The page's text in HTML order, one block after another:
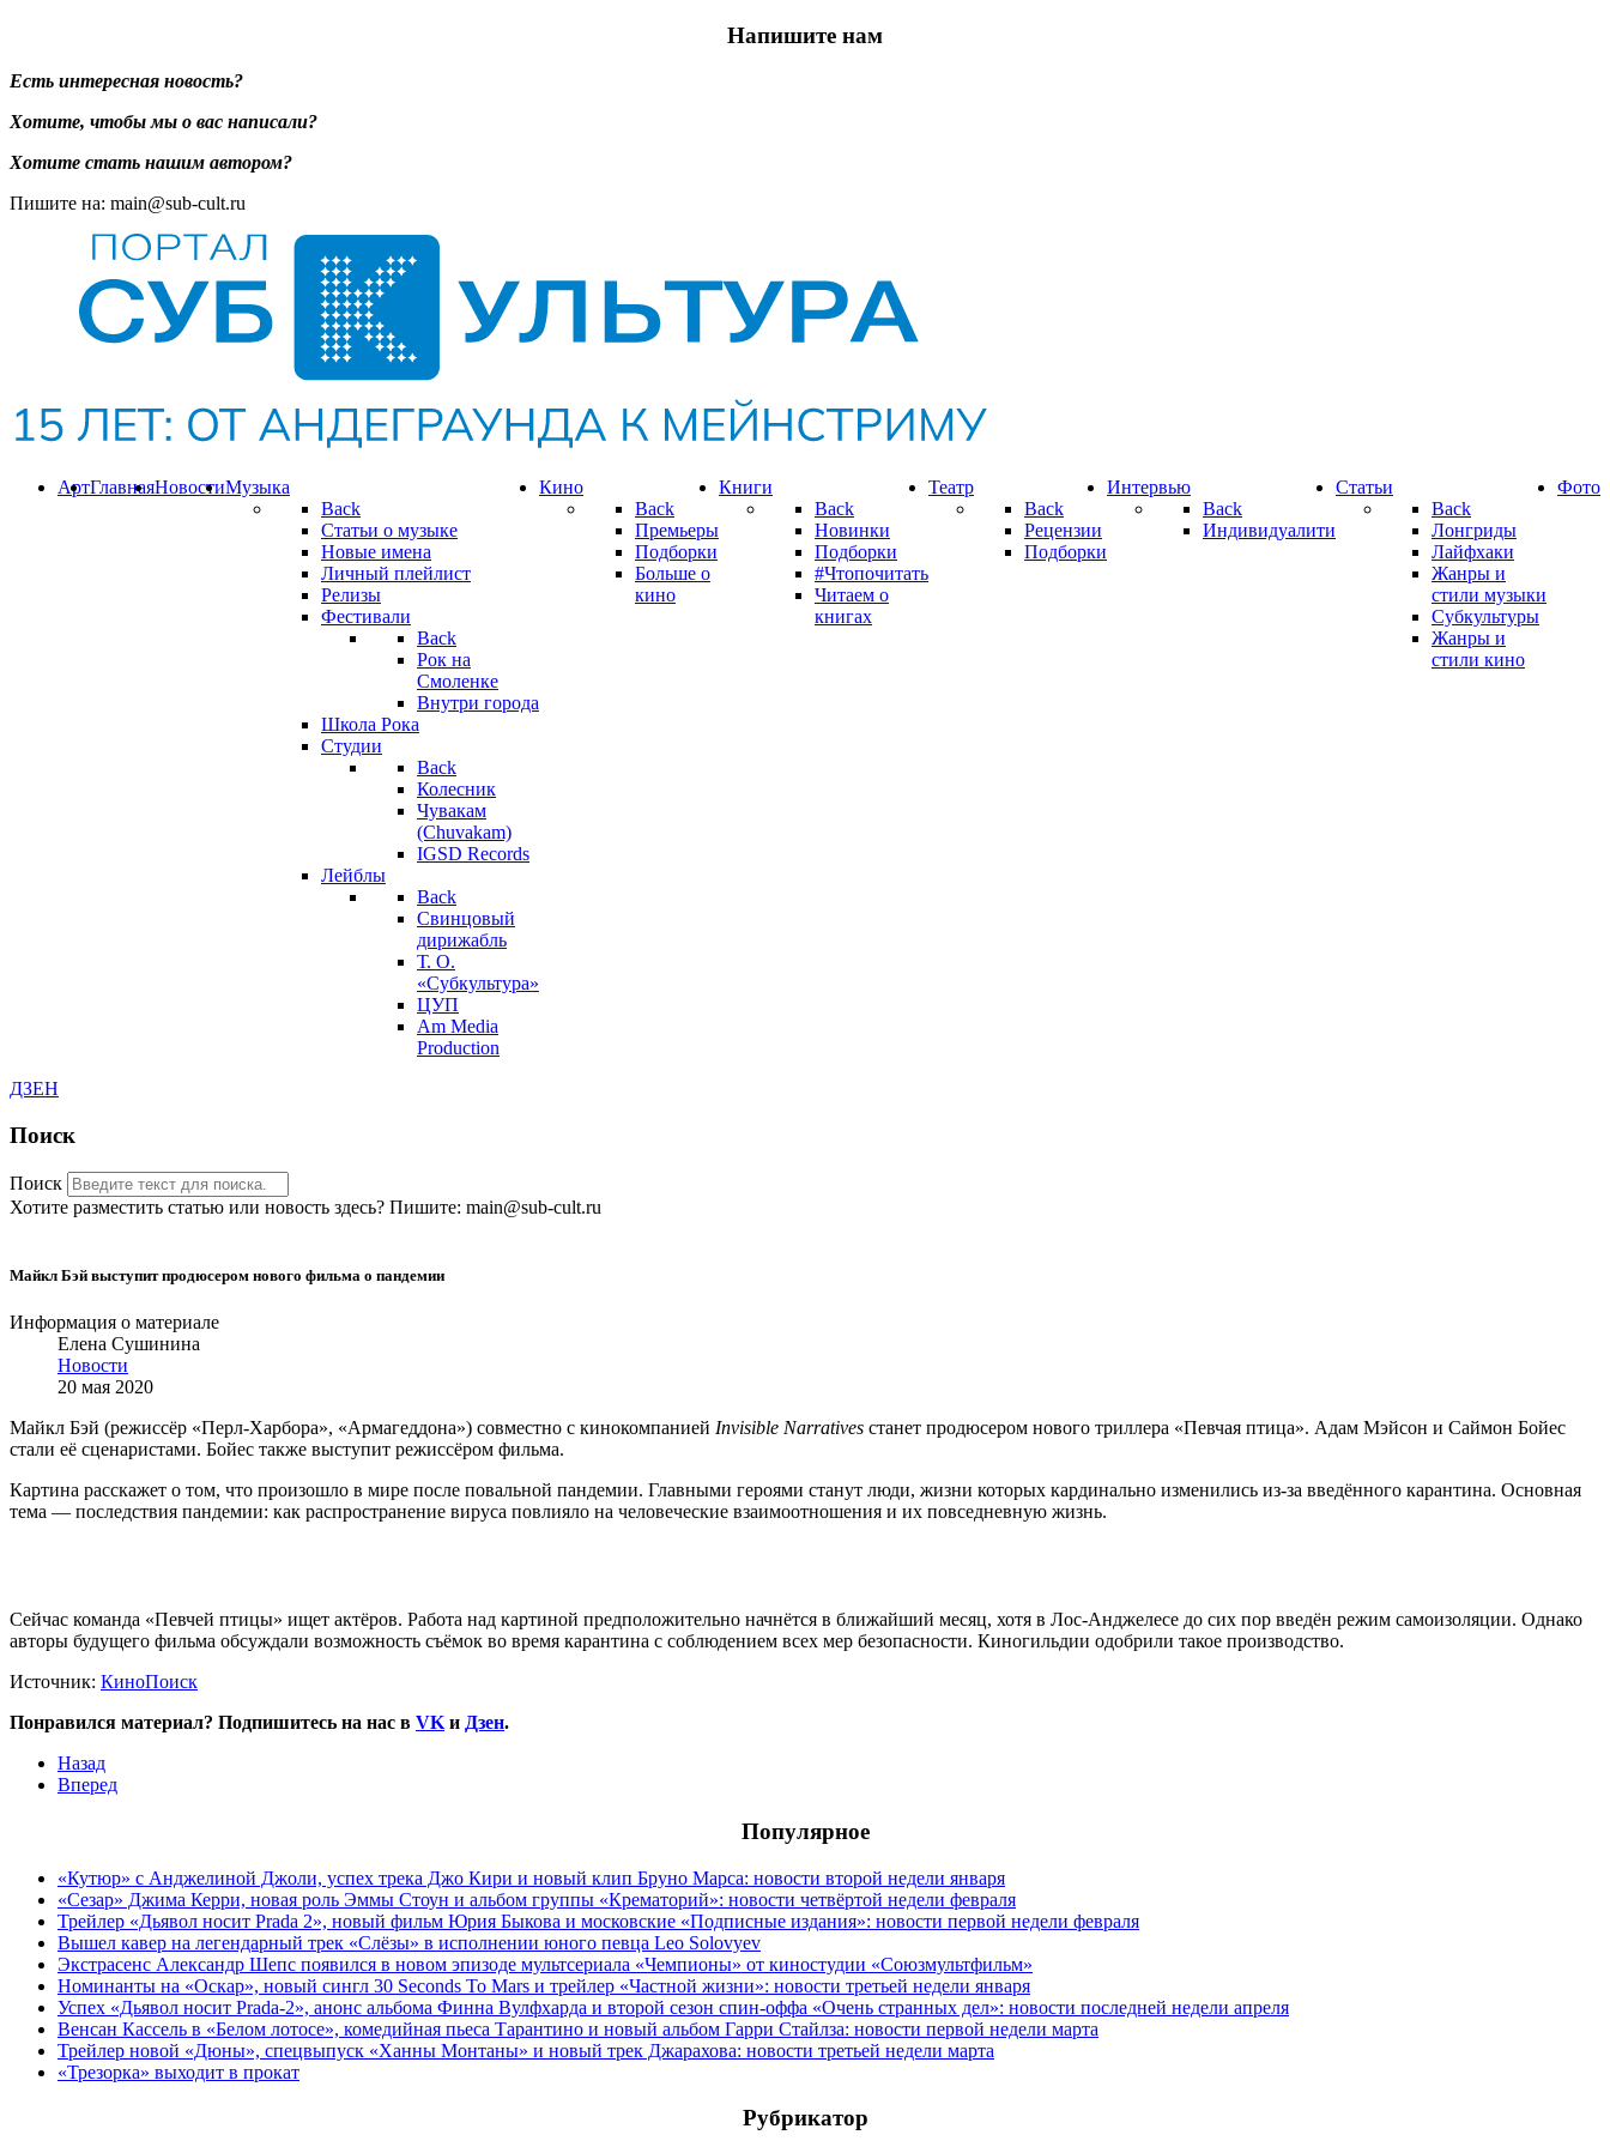
Напишите нам
Есть интересная новость?
Хотите, чтобы мы о вас написали?
Хотите стать нашим автором?
Пишите на: main@sub-cult.ru
Музыка
Back
Статьи о музыке
Новые имена
Личный плейлист
Релизы
Фестивали
Back
Рок на
Смоленке
Внутри города
Школа Рока
Студии
Back
Колесник
Чувакам
(Chuvakam)
IGSD Records
Лейблы
Back
Свинцовый
дирижабль
Т. О.
«Субкультура»
ЦУП
Am Media
Production
Кино
Back
Премьеры
Подборки
Больше о
кино
Книги
Back
Новинки
Подборки
#Чтопочитать
Читаем о
книгах
Театр
Back
Рецензии
Подборки
Фото
Интервью
Back
Индивидуалити
Статьи
Back
Лонгриды
Лайфхаки
Жанры и
стили музыки
Субкультуры
Жанры и
стили кино
Новости
Главная
Арт
ДЗЕН
Поиск
Поиск
Хотите разместить статью или новость здесь? Пишите: main@sub-cult.ru
Майкл Бэй выступит продюсером нового фильма о пандемии
Информация о материале
Елена Сушинина
Новости
20 мая 2020
Майкл Бэй (режиссёр «Перл-Харбора», «Армагеддона») совместно с кинокомпанией Invisible Narratives станет продюсером нового триллера «Певчая птица». Адам Мэйсон и Саймон Бойес
стали её сценаристами. Бойес также выступит режиссёром фильма.
Картина расскажет о том, что произошло в мире после повальной пандемии. Главными героями станут люди, жизни которых кардинально изменились из-за введённого карантина. Основная
тема — последствия пандемии: как распространение вируса повлияло на человеческие взаимоотношения и их повседневную жизнь.
Сейчас команда «Певчей птицы» ищет актёров. Работа над картиной предположительно начнётся в ближайший месяц, хотя в Лос-Анджелесе до сих пор введён режим самоизоляции. Однако
авторы будущего фильма обсуждали возможность съёмок во время карантина с соблюдением всех мер безопасности. Киногильдии одобрили такое производство.
Источник: КиноПоиск
Понравился материал? Подпишитесь на нас в VK и Дзен.
Назад
Вперед
Популярное
«Кутюр» с Анджелиной Джоли, успех трека Джо Кири и новый клип Бруно Марса: новости второй недели января
«Сезар» Джима Керри, новая роль Эммы Стоун и альбом группы «Крематорий»: новости четвёртой недели февраля
Трейлер «Дьявол носит Prada 2», новый фильм Юрия Быкова и московские «Подписные издания»: новости первой недели февраля
Вышел кавер на легендарный трек «Слёзы» в исполнении юного певца Leo Solovyev
Экстрасенс Александр Шепс появился в новом эпизоде мультсериала «Чемпионы» от киностудии «Союзмультфильм»
Номинанты на «Оскар», новый сингл 30 Seconds To Mars и трейлер «Частной жизни»: новости третьей недели января
Успех «Дьявол носит Prada-2», анонс альбома Финна Вулфхарда и второй сезон спин-оффа «Очень странных дел»: новости последней недели апреля
Венсан Кассель в «Белом лотосе», комедийная пьеса Тарантино и новый альбом Гарри Стайлза: новости первой недели марта
Трейлер новой «Дюны», спецвыпуск «Ханны Монтаны» и новый трек Джарахова: новости третьей недели марта
«Трезорка» выходит в прокат
Рубрикатор